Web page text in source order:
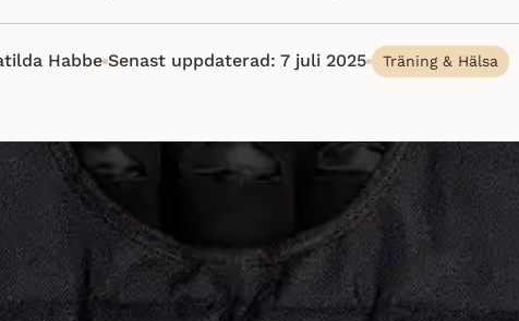
Habbe Senast uppdaterad: 7 juli 2025 Träning & Hälsa